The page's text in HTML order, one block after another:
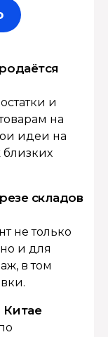
и
на
идеи на
складов
не только
и для
в том
Китае